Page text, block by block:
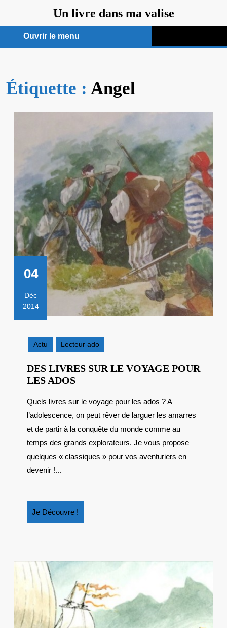
contenu
Un livre dans ma valise
Ouvrir le menu
menu
Étiquette : Angel
04
Déc
2014
2014
Actu
Lecteur ado
DES LIVRES SUR LE VOYAGE POUR
LES ADOSDES
SUR
LE
VOYAGE
POUR
LES
Quels livres sur le voyage pour les ados ? A
l’adolescence, on peut rêver de larguer les amarres
et de partir à la conquête du monde comme au
temps des grands explorateurs. Je vous propose
quelques « classiques » pour vos aventuriers en
devenir !...
Je Découvre !
Découvre